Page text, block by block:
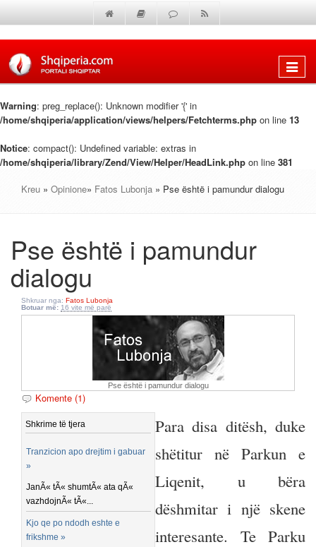
Shfaq
Warning: preg_replace(): Unknown modifier '{' in
/home/shqiperia/application/views/helpers/Fetchterms.php on line 13
Notice: compact(): Undefined variable: extras in
/home/shqiperia/library/Zend/View/Helper/HeadLink.php on line 381
Kreu » Opinione» Fatos Lubonja » Pse është i pamundur dialogu
Pse është i pamundur
dialogu
Shkruar nga: Fatos Lubonja
Botuar më: 16 vite më parë
Pse është i pamundur dialogu
Komente (1)
Shkrime të tjera
Tranzicion apo drejtim i gabuar
»
JanÃ« tÃ« shumtÃ« ata qÃ«
vazhdojnÃ« tÃ«...
Kjo qe po ndodh eshte e
frikshme »
Para disa ditësh, duke
shëtitur në Parkun e
Liqenit, u bëra
dëshmitar i një skene
interesante. Te Parku